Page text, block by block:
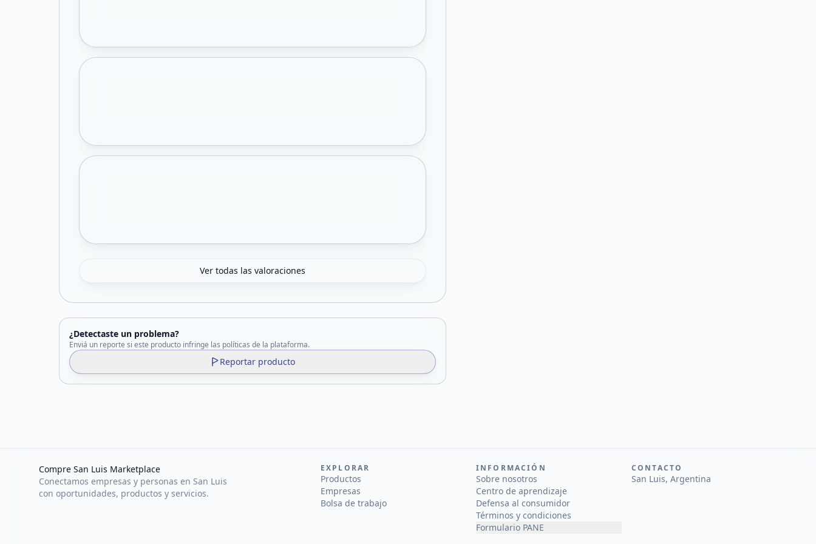
Ver todas las valoraciones
¿Detectaste un problema?
Enviá un reporte si este producto infringe las políticas de la plataforma.
Reportar producto
Compre San Luis Marketplace
Conectamos empresas y personas en San Luis
con oportunidades, productos y servicios.
EXPLORAR
Productos
Empresas
Bolsa de trabajo
INFORMACIÓN
Sobre nosotros
Centro de aprendizaje
Defensa al consumidor
Términos y condiciones
Formulario PANE
CONTACTO
San Luis, Argentina